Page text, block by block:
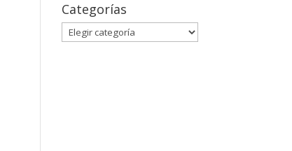
Categorías
Categorías